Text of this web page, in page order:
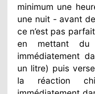
minimum une
une nuit - avant
ce n’est pas
en mettant du
immédiatement
un litre) puis
la réaction